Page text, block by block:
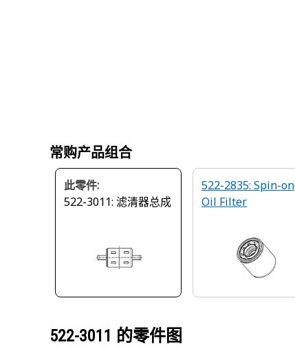
常购产品组合
此零件:
522-3011: 滤清器总成
522-2835: Spin-on
Oil Filter
522-3011 的零件图